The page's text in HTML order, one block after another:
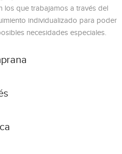
los que trabajamos a través del
individualizado para poder
necesidades especiales.